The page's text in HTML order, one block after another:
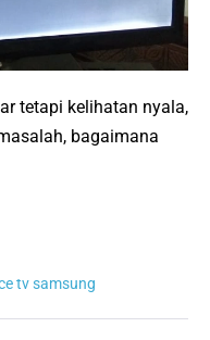
tetapi kelihatan nyala,
bagaimana
tv samsung